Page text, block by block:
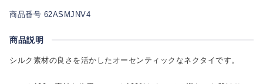
商品番号 62ASMJNV4
商品説明
シルク素材の良さを活かしたオーセンティックなネクタイです。